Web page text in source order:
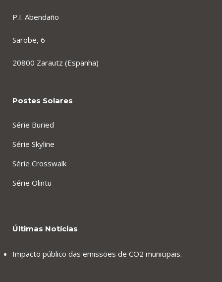
P.I. Abendaño
Sarobe, 6
20800 Zarautz (Espanha)
Postes Solares
Série Buried
Série Skyline
Série Crosswalk
Série Olintu
Últimas Notícias
Impacto público das emissões de CO2 municipais.